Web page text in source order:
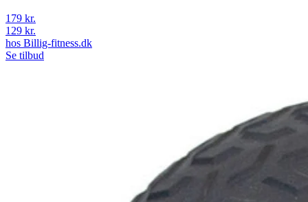
179 kr.
129 kr.
hos Billig-fitness.dk
Se tilbud